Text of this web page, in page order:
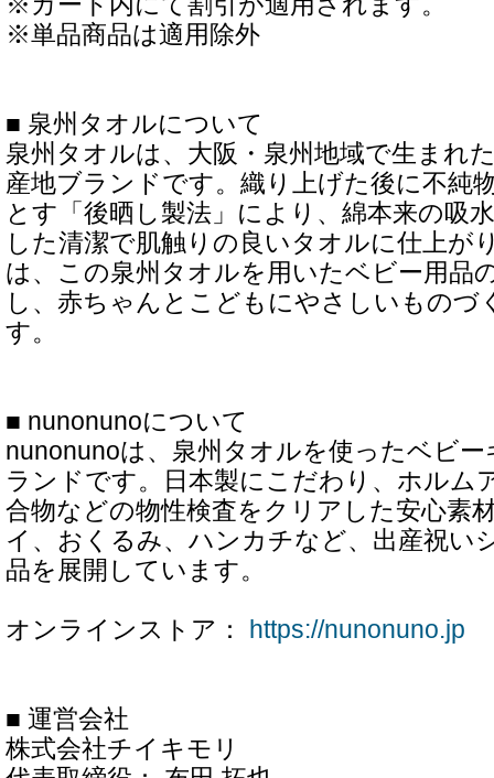
※単品商品は適用除外
■ 泉州タオルについて
泉州タオルは、大阪・泉州地域で生まれ
産地ブランドです。織り上げた後に不純
とす「後晒し製法」により、綿本来の吸
した清潔で肌触りの良いタオルに仕上が
は、この泉州タオルを用いたベビー用品
し、赤ちゃんとこどもにやさしいものづ
す。
■ nunonunoについて
nunonunoは、泉州タオルを使ったベビ
ランドです。日本製にこだわり、ホルム
合物などの物性検査をクリアした安心素
イ、おくるみ、ハンカチなど、出産祝い
品を展開しています。
オンラインストア： https://nunonuno.jp
■ 運営会社
株式会社チイキモリ